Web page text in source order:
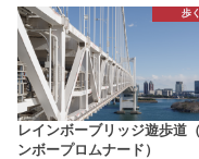
歩く
レインボーブリッジ遊歩道
ンボープロムナード）